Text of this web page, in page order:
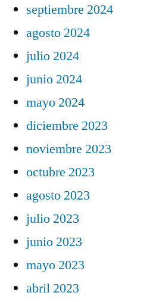
septiembre 2024
agosto 2024
julio 2024
junio 2024
mayo 2024
diciembre 2023
noviembre 2023
octubre 2023
agosto 2023
julio 2023
junio 2023
mayo 2023
abril 2023